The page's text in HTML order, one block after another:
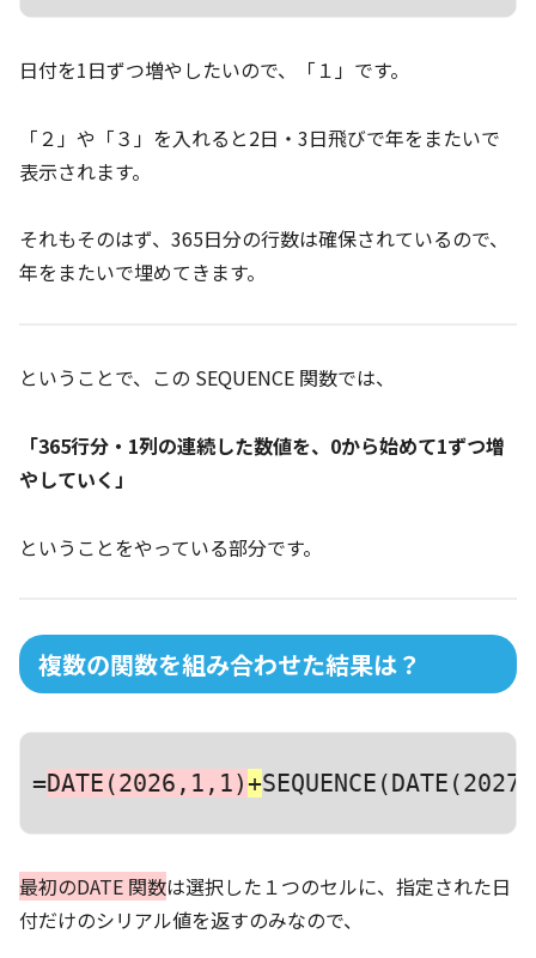
日付を1日ずつ増やしたいので、「１」です。
「２」や「３」を入れると2日・3日飛びで年をまたいで
表示されます。
それもそのはず、365日分の行数は確保されているので、
年をまたいで埋めてきます。
ということで、この SEQUENCE 関数では、
「365行分・1列の連続した数値を、0から始めて1ずつ増
やしていく」
ということをやっている部分です。
複数の関数を組み合わせた結果は？
=DATE(2026,1,1)+
最初のDATE 関数は選択した１つのセルに、指定された日
付だけのシリアル値を返すのみなので、